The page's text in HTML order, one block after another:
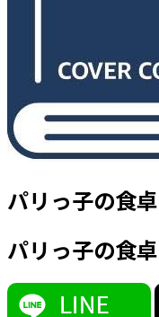
パリっ子の食
パリっ子の食